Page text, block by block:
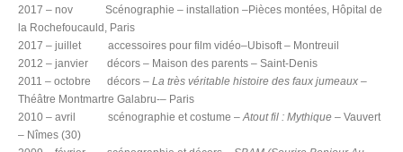
2017 – nov Scénographie – installation –Pièces montées, Hôpital de
la Rochefoucauld, Paris
2017 – juillet accessoires pour film vidéo–Ubisoft – Montreuil
2012 – janvier décors – Maison des parents – Saint-Denis
2011 – octobre décors – La très véritable histoire des faux jumeaux –
Théâtre Montmartre Galabru-– Paris
2010 – avril scénographie et costume –Atout fil : Mythique – Vauvert
– Nîmes (30)